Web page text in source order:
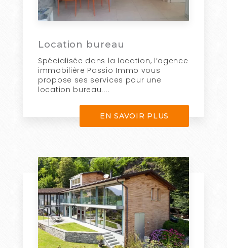
Location bureau
Spécialisée dans la location, l’agence
immobilière Passio Immo vous
propose ses services pour une
location bureau....
EN SAVOIR PLUS